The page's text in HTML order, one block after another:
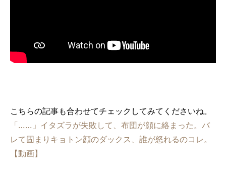
こちらの記事も合わせてチェックしてみてくださいね。
「……」イタズラが失敗して、布団が顔に絡まった。バ
レて固まりキョトン顔のダックス、誰が怒れるのコレ。
【動画】